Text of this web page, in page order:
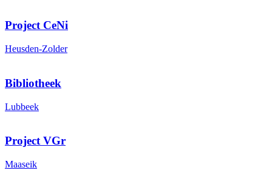
Project CeNi
Heusden-Zolder
Bibliotheek
Lubbeek
Project VGr
Maaseik